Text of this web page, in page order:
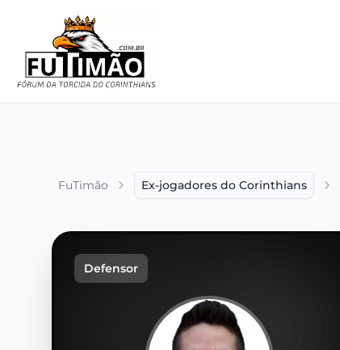
FuTimão Ex-jogadores do Corinthians
Defensor